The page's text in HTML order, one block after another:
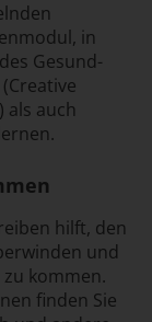
in
Gesund­
auch
hilft, den
und
kommen.
finden Sie